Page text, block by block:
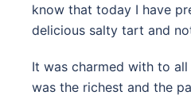
know that today I have
delicious salty tart and
It was charmed with to
was the richest and the